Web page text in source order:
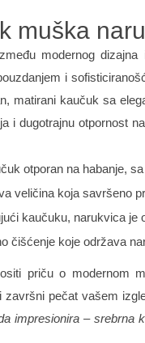
muška
modernog
i
matirani kaučuk sa
i dugotrajnu otpornost
otporan na habanje,
veličina koja savršeno
kaučuku, narukvica je
čišćenje koje održava
priču o modernom
pečat vašem
impresionira –